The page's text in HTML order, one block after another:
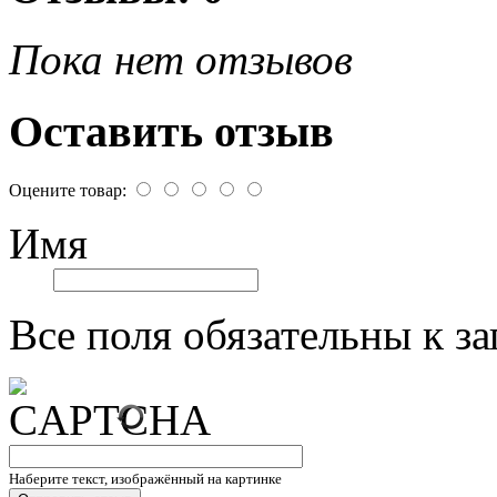
Пока нет отзывов
Оставить отзыв
Оцените товар:
Имя
Все поля обязательны к
Наберите текст, изображённый на картинке